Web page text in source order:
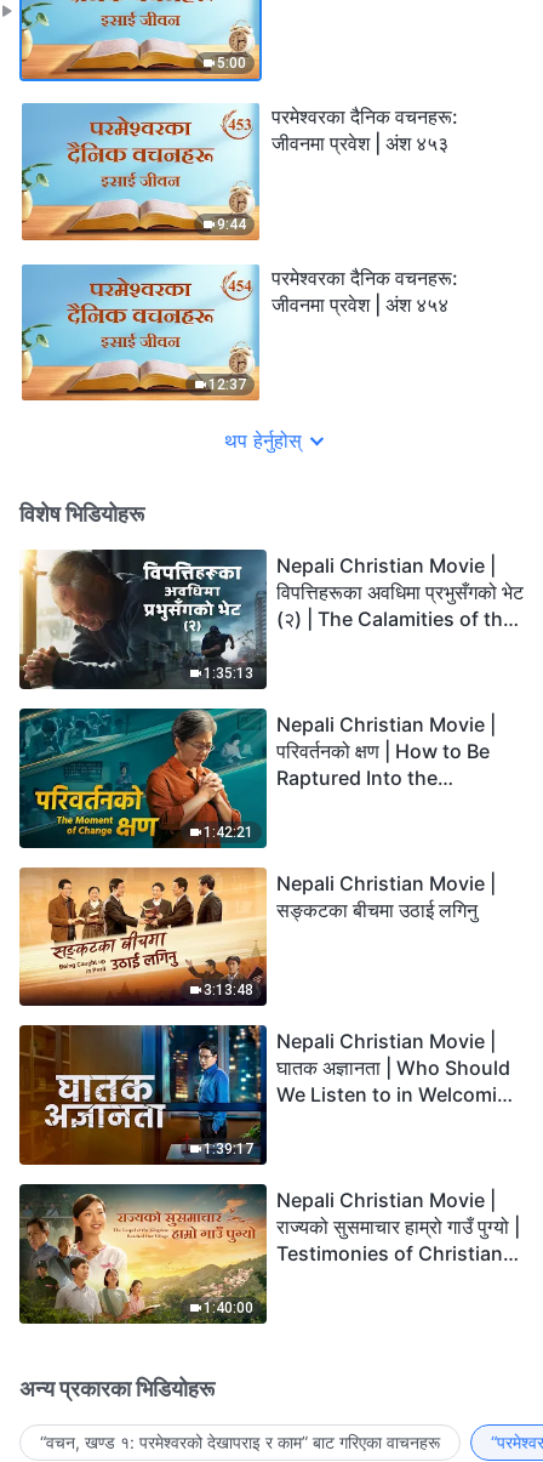
5:00
9:44
परमेश्‍वरका दैनिक वचनहरू:
जीवनमा प्रवेश | अंश ४५३
12:37
परमेश्‍वरका दैनिक वचनहरू:
जीवनमा प्रवेश | अंश ४५४
थप हेर्नुहोस्
विशेष भिडियोहरू
1:35:13
Nepali Christian Movie |
विपत्तिहरूका अवधिमा प्रभुसँगको भेट
(२) | The Calamities of the
1:42:21
Nepali Christian Movie |
परिवर्तनको क्षण | How to Be
Raptured Into the
3:13:48
Nepali Christian Movie |
सङ्कटका बीचमा उठाई लगिनु
1:39:17
Nepali Christian Movie |
घातक अज्ञानता | Who Should
We Listen to in Welcoming
1:40:00
Nepali Christian Movie |
राज्यको सुसमाचार हाम्रो गाउँ पुग्यो |
Testimonies of Christians
अन्य प्रकारका भिडियोहरू
“वचन, खण्ड १: परमेश्‍वरको देखापराइ र काम” बाट गरिएका वाचनहरू